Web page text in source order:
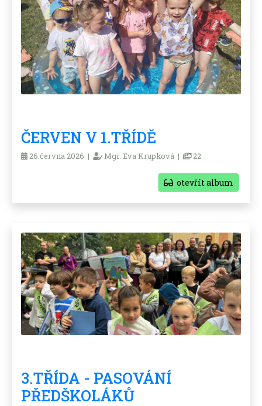
ČERVEN V 1.TŘÍDĚ
26.června 2026 | Mgr. Eva Krupková | 22
otevřít album
3.TŘÍDA - PASOVÁNÍ
PŘEDŠKOLÁKŮ